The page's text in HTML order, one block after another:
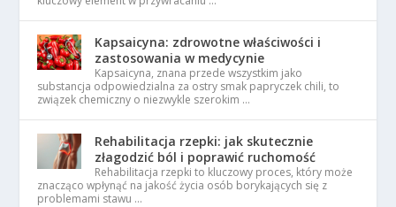
Kapsaicyna: zdrowotne właściwości i
zastosowania w medycynie
Kapsaicyna, znana przede wszystkim jako
substancja odpowiedzialna za ostry smak papryczek chili, to
związek chemiczny o niezwykle szerokim …
Rehabilitacja rzepki: jak skutecznie
złagodzić ból i poprawić ruchomość
Rehabilitacja rzepki to kluczowy proces, który może
znacząco wpłynąć na jakość życia osób borykających się z
problemami stawu …